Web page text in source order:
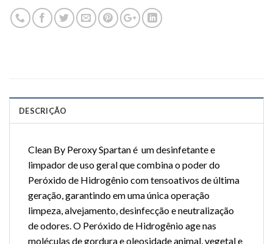
DESCRIÇÃO
Clean By Peroxy Spartan é um desinfetante e
limpador de uso geral que combina o poder do
Peróxido de Hidrogênio com tensoativos de última
geração, garantindo em uma única operação
limpeza, alvejamento, desinfecção e neutralização
de odores. O Peróxido de Hidrogênio age nas
moléculas de gordura e oleosidade animal, vegetal e